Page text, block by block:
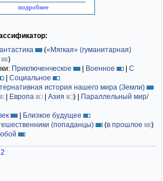
подробнее
(«Мягкая» (гуманитарная)
)
Приключенческое | Военное | С
| Социальное
история нашего мира (Земли)
| Европа | Азия ) | Параллельный мир/
| Близкое будущее
(попаданцы) (в прошлое
)